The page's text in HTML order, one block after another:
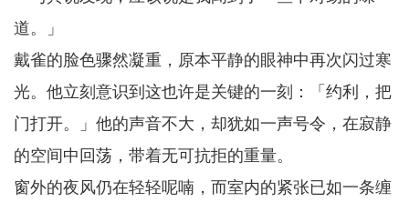
道。」
戴雀的脸色骤然凝重，原本平静的眼神中再次闪过寒
光。他立刻意识到这也许是关键的一刻：「约利，把
门打开。」他的声音不大，却犹如一声号令，在寂静
的空间中回荡，带着无可抗拒的重量。
窗外的夜风仍在轻轻呢喃，而室内的紧张已如一条缠